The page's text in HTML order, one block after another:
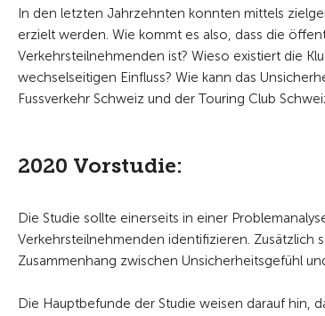
In den letzten Jahrzehnten konnten mittels
erzielt werden. Wie kommt es also, dass die
Verkehrsteilnehmenden ist? Wieso existiert die
wechselseitigen Einfluss? Wie kann das
Fussverkehr Schweiz und der Touring Club
2020 Vorstudie:
Die Studie sollte einerseits in einer
Verkehrsteilnehmenden identifizieren. Zusätzlich
Zusammenhang zwischen Unsicherheitsgefühl
Die Hauptbefunde der Studie weisen darauf hin,